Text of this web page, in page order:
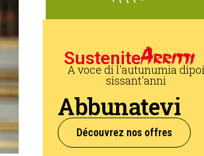
Sustenite
A voce di l'autunumia dipoi
sissant'anni
Abbunatevi
Découvrez nos offres